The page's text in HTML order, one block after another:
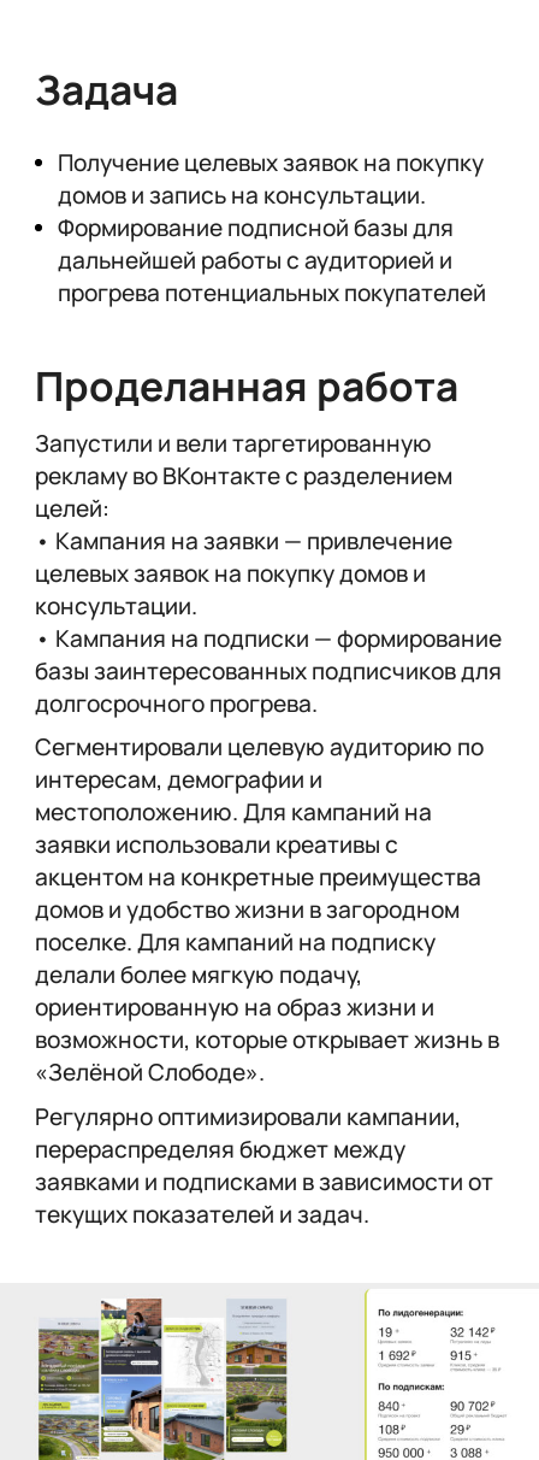
Задача
Получение целевых заявок на покупку
домов и запись на консультации.
Формирование подписной базы для
дальнейшей работы с аудиторией и
прогрева потенциальных покупателей
Проделанная работа
Запустили и вели таргетированную
рекламу во ВКонтакте с разделением
целей:
• Кампания на заявки — привлечение
целевых заявок на покупку домов и
консультации.
• Кампания на подписки — формирование
базы заинтересованных подписчиков для
долгосрочного прогрева.
Сегментировали целевую аудиторию по
интересам, демографии и
местоположению. Для кампаний на
заявки использовали креативы с
акцентом на конкретные преимущества
домов и удобство жизни в загородном
поселке. Для кампаний на подписку
делали более мягкую подачу,
ориентированную на образ жизни и
возможности, которые открывает жизнь в
«Зелёной Слободе».
Регулярно оптимизировали кампании,
перераспределяя бюджет между
заявками и подписками в зависимости от
текущих показателей и задач.